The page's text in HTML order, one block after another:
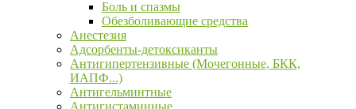
Боль и спазмы
Обезболивающие средства
Анестезия
Адсорбенты-детоксиканты
Антигипертензивные (Мочегонные, БКК,
ИАПФ...)
Антигельминтные